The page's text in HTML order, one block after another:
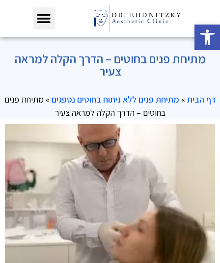
פתח סרגל נגישות
מתיחת פנים בחוטים – הדרך הקלה למראה
צעיר
דף הבית » מתיחת פנים ללא ניתוח בחוטים נספגים » מתיחת פנים
בחוטים – הדרך הקלה למראה צעיר